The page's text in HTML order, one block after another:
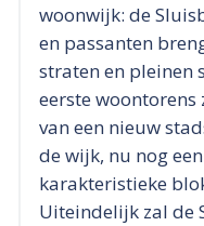
woonwijk: de
en passanten
straten en pleinen
eerste
van een nieuw
de wijk, nu nog
karakteristieke
Uiteindelijk zal de